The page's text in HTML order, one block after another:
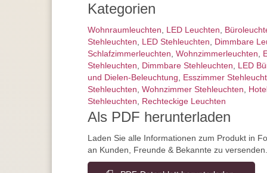
Kategorien
Wohnraum­leuchten, LED Leuchten,
Stehleuchten, LED Stehleuchten, Dimmbare
Schlafzimmer­leuchten, Wohnzimmer­leuchten,
Stehleuchten, Dimmbare Stehleuchten, LED
und Dielen-Beleuchtung, Esszimmer
Stehleuchten, Wohnzimmer Stehleuchten,
Stehleuchten, Rechteckige Leuchten
Als PDF herunterladen
Laden Sie alle Informationen zum Produkt in
an Kunden, Freunde & Bekannte zu versenden.